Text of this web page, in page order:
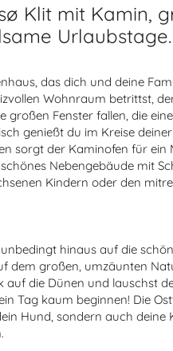
Klit mit Kamin,
Urlaubstage.
das dich und deine
Wohnraum betrittst,
großen Fenster fallen, die
genießt du im Kreise
sorgt der Kaminofen für ein
Nebengebäude mit
Kindern oder den
hinaus auf die
dem großen, umzäunten
die Dünen und lauschst
Tag kaum beginnen! Die
Hund, sondern auch deine